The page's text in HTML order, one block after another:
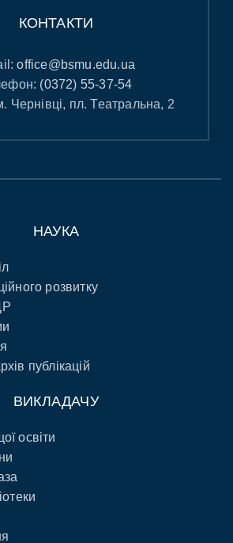
КОНТАКТИ
office@bsmu.edu.ua
(0372) 55-37-54
Чернівці, пл. Театральна, 2
НАУКА
розвитку
публікацій
ВИКЛАДАЧУ
освіти